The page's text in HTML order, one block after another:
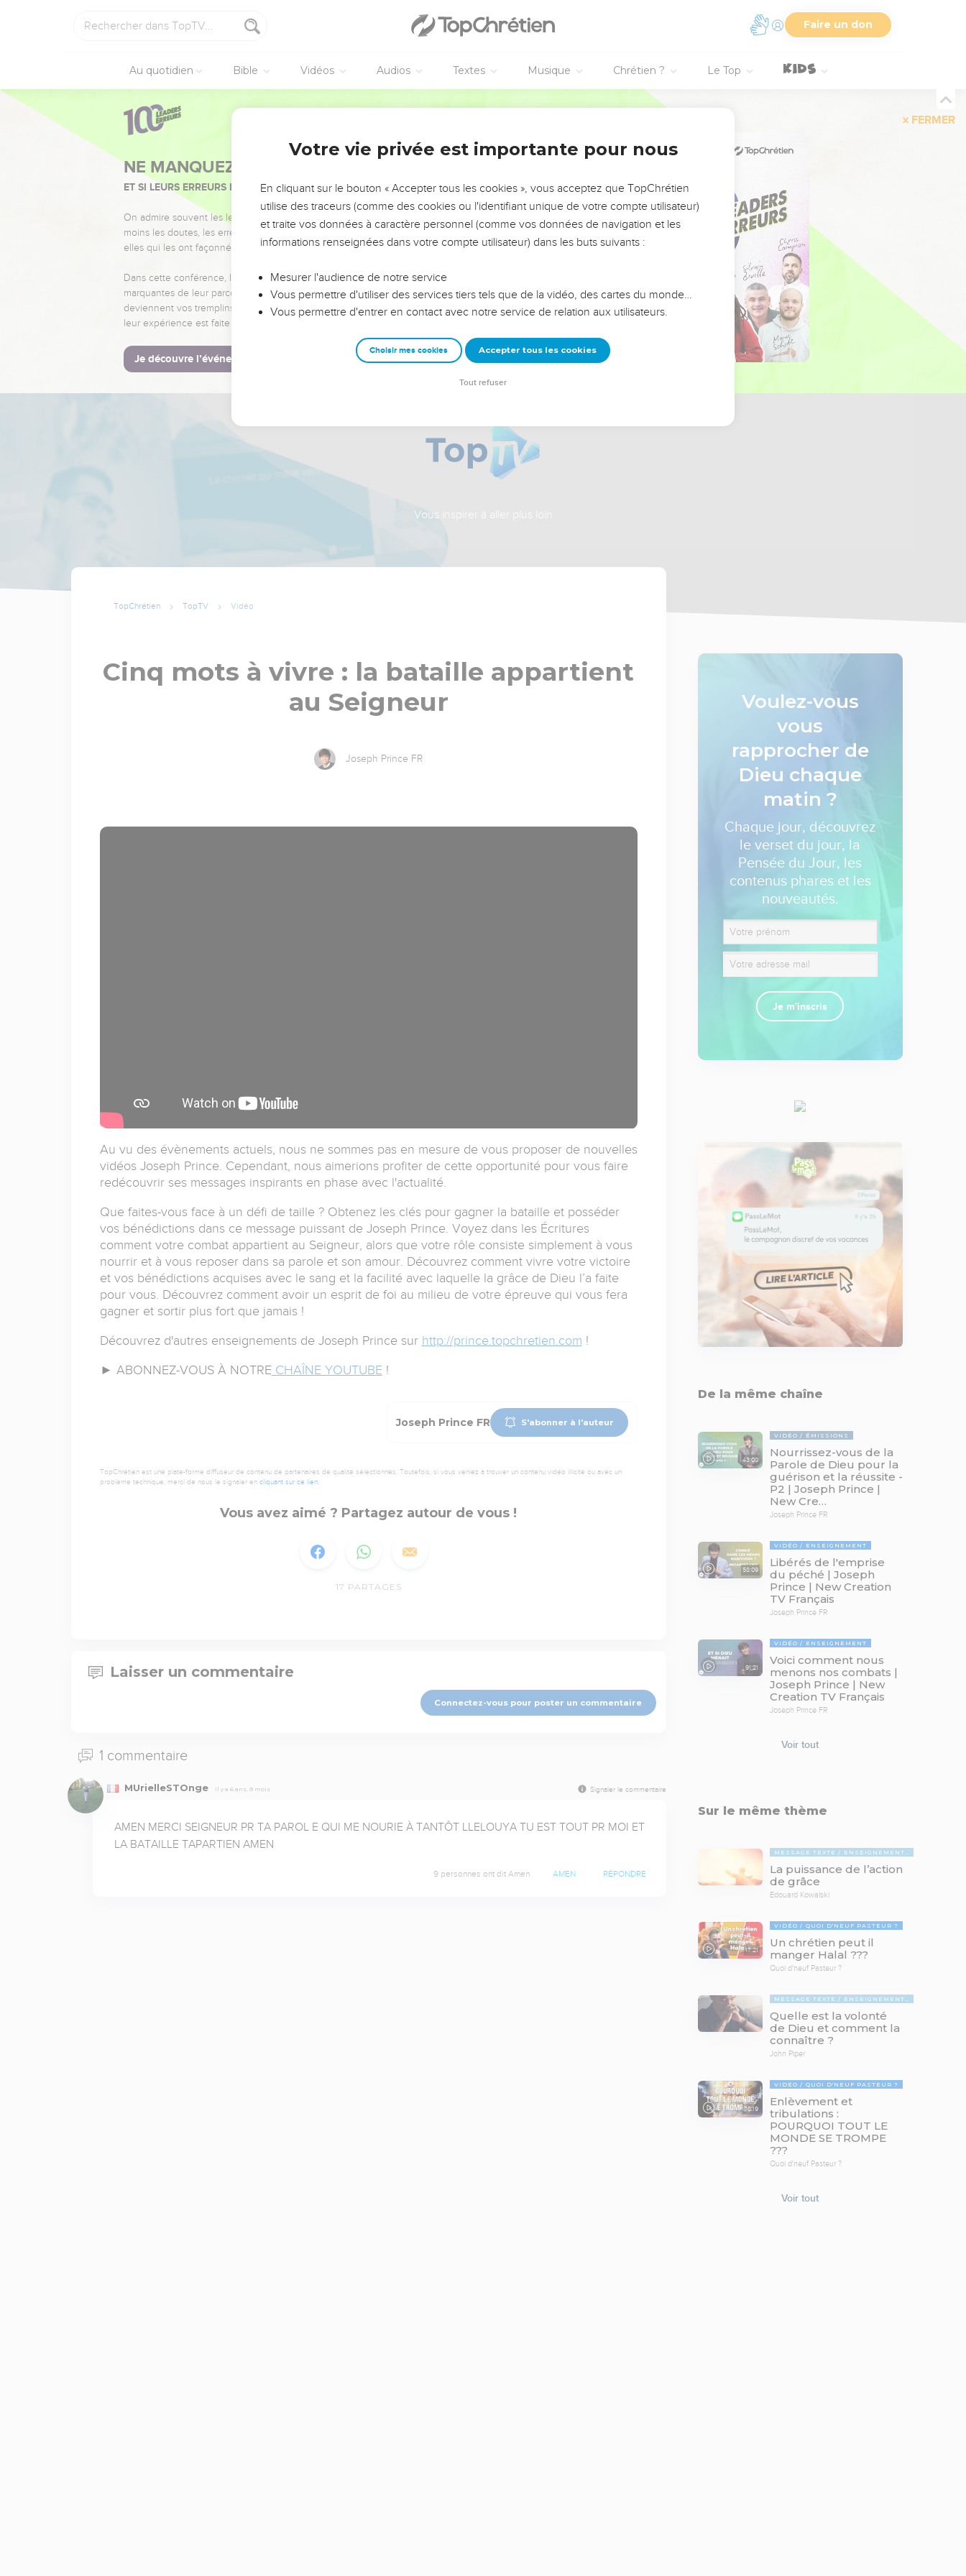
Faire un don
Au quotidien Bible Vidéos Audios Textes Musique Chrétien ? Le Top
FERMER
NE MANQUEZ PAS L’ÉVÉNEMENT DE L’ANNÉE !
ET SI LEURS ERREURS POUVAIENT VOUS ÉVITER LES VOTRES ?
On admire souvent les leaders pour leurs réussites, leur impact, leur foi ou leur vision. Mais on voit
moins les doutes, les erreurs et les saisons difficiles qu'ils ont traversés, alors même que ce sont
elles qui les ont façonnés.
Dans cette conférence, leaders, entrepreneurs, et responsables reviennent sur les erreurs
marquantes de leur parcours et les clés pour avancer avec plus de sagesse afin que leurs erreurs
deviennent vos tremplins. Que vous guidiez un ministère, une équipe, un groupe ou une famille,
leur expérience est faite pour vous.
Je découvre l’événement
Vous inspirer à aller plus loin
TopChrétien TopTV Vidéo
Cinq mots à vivre : la bataille appartient
au Seigneur
Joseph Prince FR
Au vu des évènements actuels, nous ne sommes pas en mesure de vous proposer de nouvelles
vidéos Joseph Prince. Cependant, nous aimerions profiter de cette opportunité pour vous faire
redécouvrir ses messages inspirants en phase avec l'actualité.
Que faites-vous face à un défi de taille ? Obtenez les clés pour gagner la bataille et posséder
vos bénédictions dans ce message puissant de Joseph Prince. Voyez dans les Écritures
comment votre combat appartient au Seigneur, alors que votre rôle consiste simplement à vous
nourrir et à vous reposer dans sa parole et son amour. Découvrez comment vivre votre victoire
et vos bénédictions acquises avec le sang et la facilité avec laquelle la grâce de Dieu l’a faite
pour vous. Découvrez comment avoir un esprit de foi au milieu de votre épreuve qui vous fera
gagner et sortir plus fort que jamais !
Découvrez d'autres enseignements de Joseph Prince sur http://prince.topchretien.com !
► ABONNEZ-VOUS À NOTRE CHAÎNE YOUTUBE !
Joseph Prince FR S'abonner à l'auteur
TopChrétien est une plate-forme diffuseur de contenu de partenaires de qualité sélectionnés. Toutefois, si vous veniez à trouver un contenu vidéo illicite ou avec un
problème technique, merci de nous le signaler en cliquant sur ce lien.
Vous avez aimé ? Partagez autour de vous !
17 PARTAGES
Laisser un commentaire
Connectez-vous pour poster un commentaire
1 commentaire
MUrielleSTOnge Il y a 6 ans, 9 mois Signaler le commentaire
AMEN MERCI SEIGNEUR PR TA PAROL E QUI ME NOURIE À TANTÔT LLELOUYA TU EST TOUT PR MOI ET
LA BATAILLE TAPARTIEN AMEN
9 personnes ont dit Amen AMEN RÉPONDRE
Voulez-vous
vous
rapprocher de
Dieu chaque
matin ?
Chaque jour, découvrez
le verset du jour, la
Pensée du Jour, les
contenus phares et les
nouveautés.
Je m'inscris
De la même chaîne
43:00
VIDÉO ÉMISSIONS
Nourrissez-vous de la
Parole de Dieu pour la
guérison et la réussite -
P2 | Joseph Prince |
New Cre…
Joseph Prince FR
58:09
VIDÉO ENSEIGNEMENT
Libérés de l'emprise
du péché | Joseph
Prince | New Creation
TV Français
Joseph Prince FR
91:21
VIDÉO ENSEIGNEMENT
Voici comment nous
menons nos combats |
Joseph Prince | New
Creation TV Français
Joseph Prince FR
Voir tout
Sur le même thème
MESSAGE TEXTE ENSEIGNEMENTS BIBLIQUES
La puissance de l’action
de grâce
Edouard Kowalski
17:21
VIDÉO QUOI D'NEUF PASTEUR ?
Un chrétien peut il
manger Halal ???
Quoi d'neuf Pasteur ?
MESSAGE TEXTE ENSEIGNEMENTS BIBLIQUES
Quelle est la volonté
de Dieu et comment la
connaître ?
John Piper
78:19
VIDÉO QUOI D'NEUF PASTEUR ?
Enlèvement et
tribulations :
POURQUOI TOUT LE
MONDE SE TROMPE
???
Quoi d'neuf Pasteur ?
Voir tout
Votre vie privée est importante pour nous
En cliquant sur le bouton « Accepter tous les cookies », vous acceptez que TopChrétien
utilise des traceurs (comme des cookies ou l'identifiant unique de votre compte utilisateur)
et traite vos données à caractère personnel (comme vos données de navigation et les
informations renseignées dans votre compte utilisateur) dans les buts suivants :
Mesurer l'audience de notre service
Vous permettre d'utiliser des services tiers tels que de la vidéo, des cartes du monde…
Vous permettre d'entrer en contact avec notre service de relation aux utilisateurs.
Choisir mes cookies Accepter tous les cookies
Tout refuser